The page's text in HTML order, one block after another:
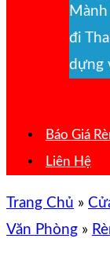
đi
dựng
Báo Giá
Liên Hệ
Trang Chủ »
Văn Phòng »